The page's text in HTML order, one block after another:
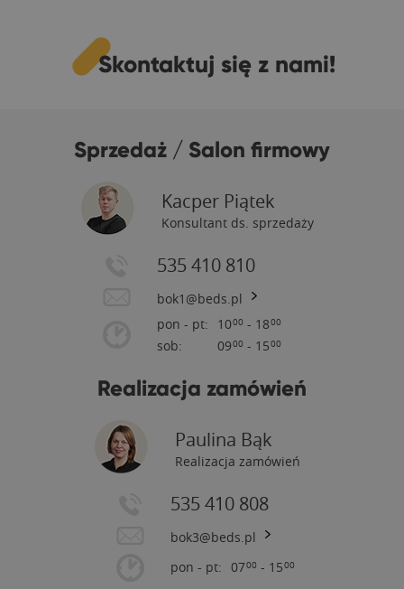
Skontaktuj się z nami!
Sprzedaż / Salon firmowy
Kacper Piątek
Konsultant ds. sprzedaży
535 410 810
bok1@beds.pl
pon - pt:
sob:
1000 - 1800
0900 - 1500
Realizacja zamówień
Paulina Bąk
Realizacja zamówień
535 410 808
bok3@beds.pl
pon - pt: 0700 - 1500